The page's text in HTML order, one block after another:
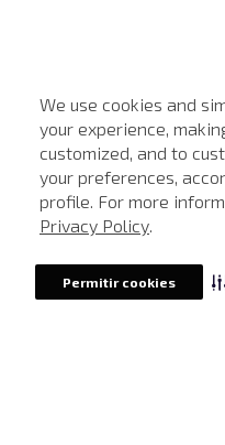
We use cookies and
your experience,
customized, and to
your preferences,
profile. For more
Privacy Policy.
Permitir cookies